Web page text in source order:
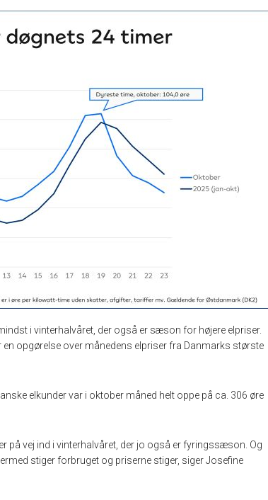
i vinterhalvåret, der også er sæson for højere elpriser.
opgørelse over månedens elpriser fra Danmarks største
elkunder var i oktober måned helt oppe på ca. 306 øre
på vej ind i vinterhalvåret, der jo også er fyringssæson. Og
stiger forbruget og priserne stiger, siger Josefine